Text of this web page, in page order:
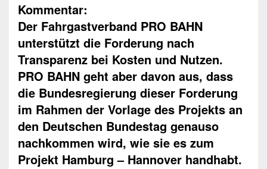
Kommentar:
Der Fahrgastverband PRO BAHN
unterstützt die Forderung nach
Transparenz bei Kosten und Nutzen.
PRO BAHN geht aber davon aus, dass
die Bundesregierung dieser Forderung
im Rahmen der Vorlage des Projekts an
den Deutschen Bundestag genauso
nachkommen wird, wie sie es zum
Projekt Hamburg – Hannover handhabt.